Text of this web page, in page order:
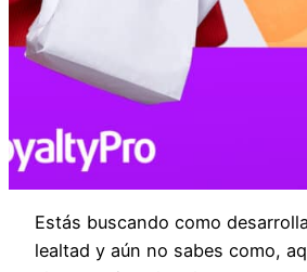
Estás buscando como
lealtad y aún no sabes como,